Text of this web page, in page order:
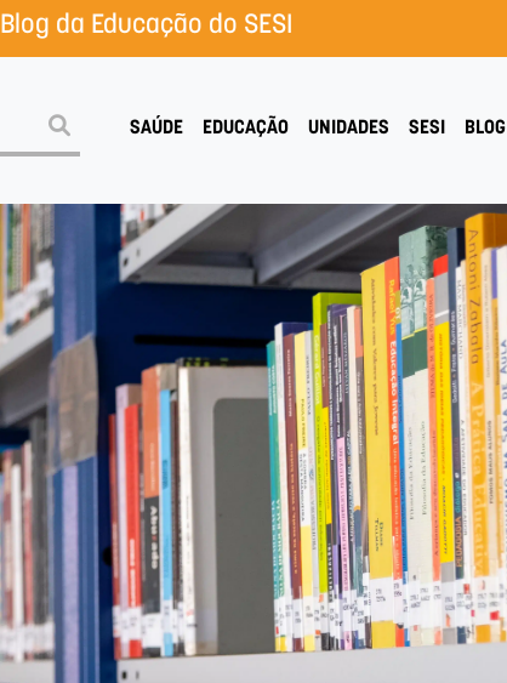
Blog da Educação do SESI
SAÚDE EDUCAÇÃO UNIDADES SESI BLOG